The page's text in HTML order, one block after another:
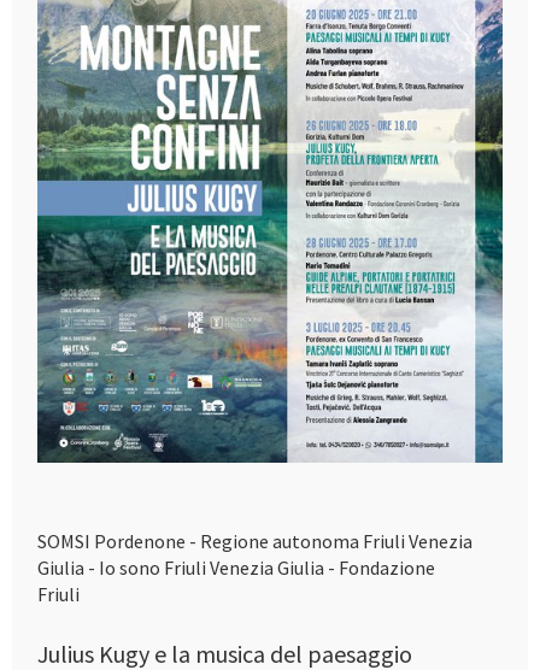
SOMSI Pordenone - Regione autonoma Friuli Venezia
Giulia - Io sono Friuli Venezia Giulia - Fondazione
Friuli
Julius Kugy e la musica del paesaggio